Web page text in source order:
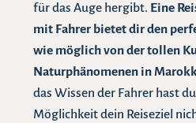
für das Auge hergibt. Eine
mit Fahrer bietet dir den
wie möglich von der tollen
Naturphänomenen in
das Wissen der Fahrer hast
Möglichkeit dein Reiseziel